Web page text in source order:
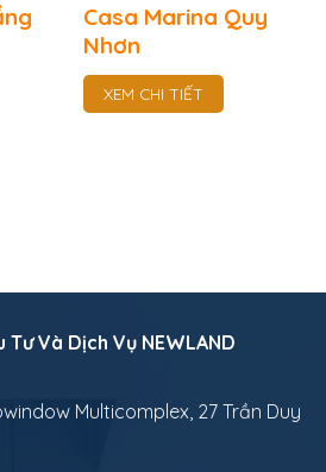
Casa Marina Quy
Nhơn
XEM CHI TIẾT
Và Dịch Vụ NEWLAND
Multicomplex, 27 Trần Duy